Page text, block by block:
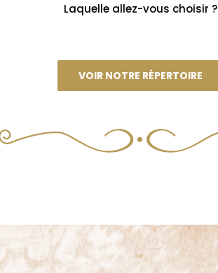
Laquelle allez-vous choisir ?
VOIR NOTRE RÉPERTOIRE